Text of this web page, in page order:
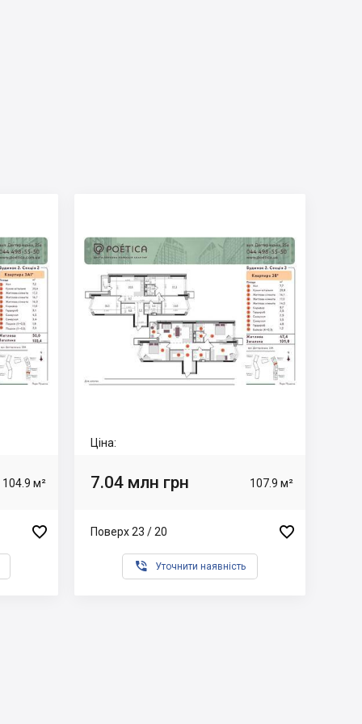
104.9 м²

Ціна:
7.04 млн грн 107.9 м²
Поверх 23 / 20 
 Уточнити наявність